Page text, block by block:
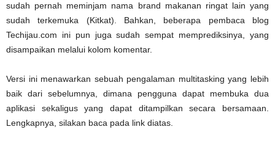
sudah pernah meminjam nama brand makanan ringat lain yang
sudah terkemuka (Kitkat). Bahkan, beberapa pembaca blog
Techijau.com ini pun juga sudah sempat memprediksinya, yang
disampaikan melalui kolom komentar.
Versi ini menawarkan sebuah pengalaman multitasking yang lebih
baik dari sebelumnya, dimana pengguna dapat membuka dua
aplikasi sekaligus yang dapat ditampilkan secara bersamaan.
Lengkapnya, silakan baca pada link diatas.